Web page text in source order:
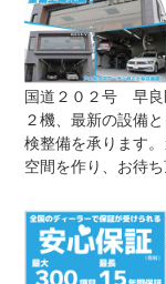
修理回数 無制限
上限金額 限度額
免責金 無し
保証修理
受付先
ご遠方
ォルク
けてい
法定整備
整備付
※車検
※商用
国道２０２号 早良
２機、最新の設備
検整備を承ります
空間を作り、お待